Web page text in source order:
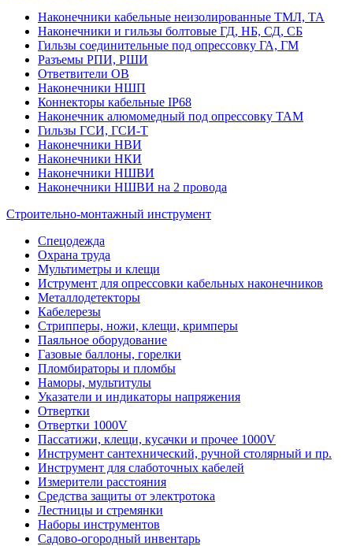
Наконечники кабельные неизолированные ТМЛ, ТА
Наконечники и гильзы болтовые ГД, НБ, СД, СБ
Гильзы соединительные под опрессовку ГА, ГМ
Разъемы РПИ, РШИ
Ответвители ОВ
Наконечники НШП
Коннекторы кабельные IP68
Наконечник алюмомедный под опрессовку ТАМ
Гильзы ГСИ, ГСИ-Т
Наконечники НВИ
Наконечники НКИ
Наконечники НШВИ
Наконечники НШВИ на 2 провода
Строительно-монтажный инструмент
Спецодежда
Охрана труда
Мультиметры и клещи
Иструмент для опрессовки кабельных наконечников
Металлодетекторы
Кабелерезы
Стрипперы, ножи, клещи, кримперы
Паяльное оборудование
Газовые баллоны, горелки
Пломбираторы и пломбы
Наморы, мультитулы
Указатели и индикаторы напряжения
Отвертки
Отвертки 1000V
Пассатижи, клещи, кусачки и прочее 1000V
Инструмент сантехнический, ручной столярный и пр.
Инструмент для слаботочных кабелей
Измерители расстояния
Средства защиты от электротока
Лестницы и стремянки
Наборы инструментов
Садово-огородный инвентарь